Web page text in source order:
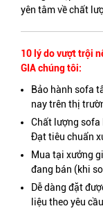
yên tâm về chất
10 lý do vượt trội
GIA chúng tôi:
Bảo hành sofa
nay trên thị
Chất lượng sofa
Đạt tiêu chuẩn
Mua tại xưởng
đang bán (khi
Dễ dàng đặt
liệu theo yêu